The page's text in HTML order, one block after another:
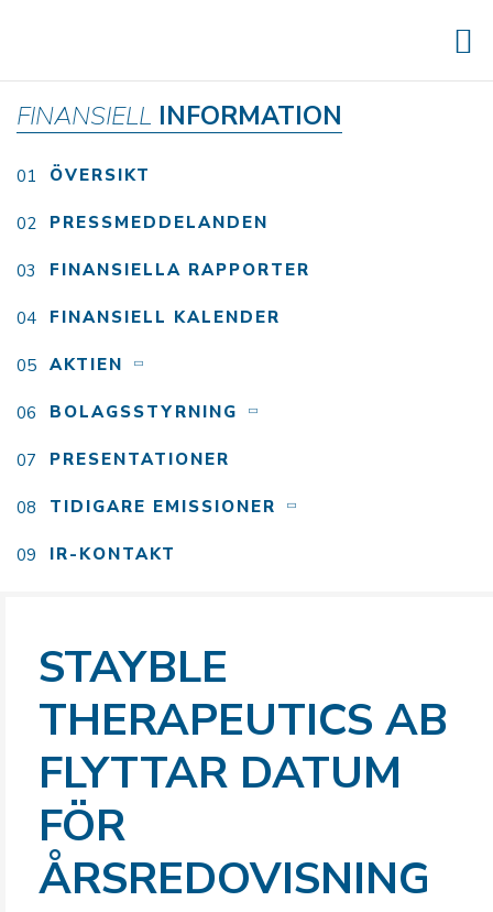
FINANSIELL INFORMATION
ÖVERSIKT
PRESSMEDDELANDEN
FINANSIELLA RAPPORTER
FINANSIELL KALENDER
AKTIEN
BOLAGSSTYRNING
PRESENTATIONER
TIDIGARE EMISSIONER
IR-KONTAKT
STAYBLE
THERAPEUTICS AB
FLYTTAR DATUM
FÖR
ÅRSREDOVISNING